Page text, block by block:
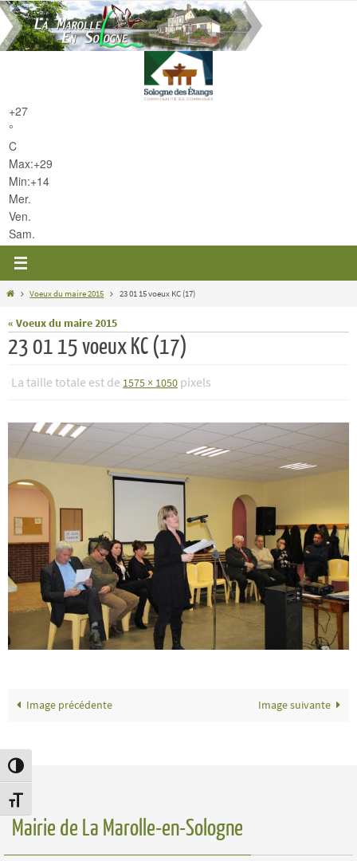
Passer en contraste élevé
Changer la taille de la police
Passer
vers
le
+27
°
C
Max:+29
Min:+14
Mer.
Ven.
Sam.
HomeVoeux du maire 2015 23 01 15 voeux KC (17)
« Voeux du maire 2015
23 01 15 voeux KC (17)
La taille totale est de 1575 × 1050 pixels
Image précédente Image suivante
Mairie de La Marolle-en-Sologne